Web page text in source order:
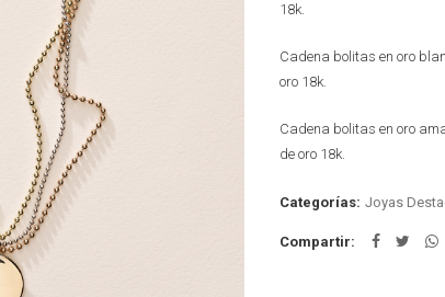
18k.
Cadena bolitas en oro
oro 18k.
Cadena bolitas en oro
de oro 18k.
Categorías: Joyas
Compartir